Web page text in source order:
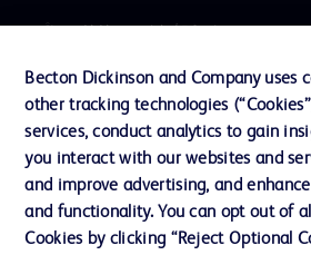
プレスリリース / お知らせ
インクルージョン、ダイバー
シティ ＆ エクイティ
投資家向け情報（英語）
会社案内
Becton Dickinson and Company uses
other tracking technologies
services, conduct analytics to gain
you interact with our websites and
and improve advertising, and
and functionality. You can opt out of
Cookies by clicking “Reject Optional